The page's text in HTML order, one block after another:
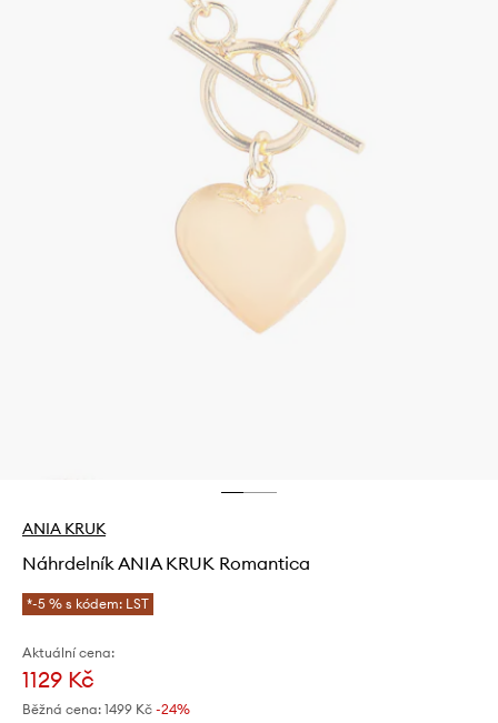
ANIA KRUK
Náhrdelník ANIA KRUK Romantica
*-5 % s kódem: LST
Aktuální cena:
1129 Kč
Běžná cena: 1499 Kč -24%